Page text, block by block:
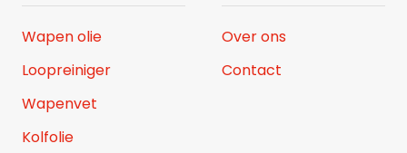
Wapen olie
Loopreiniger
Wapenvet
Kolfolie
Over ons
Contact